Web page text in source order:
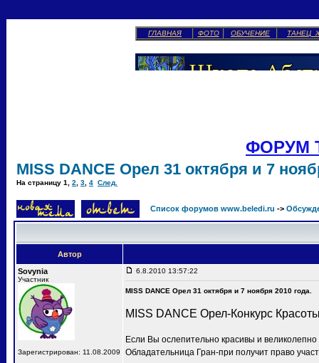
ГЛАВНАЯ ФОТО ОБУЧЕНИЕ ТАНЕЦ
ФОРУМ
MISS DANCE Орел 31 октября и 7
На страницу 1 2 3 4 След.
Список форумов www.beledi.ru ->
Автор
Sovynia
Участник
Зарегистрирован: 11.08.2009
6.8.2010 13:57:22
MISS DANCE Орел 31 октября и 7 ноября 2010 года.
MISS DANCE Орел-Конкурс
Если Вы ослепительно красивы и
Обладательница Гран-при получит право